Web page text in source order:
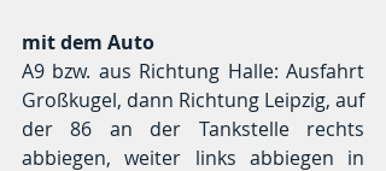
mit dem Auto
A9 bzw. aus Richtung Halle: Ausfahrt
Großkugel, dann Richtung Leipzig, auf
der 86 an der Tankstelle rechts
abbiegen, weiter links abbiegen in